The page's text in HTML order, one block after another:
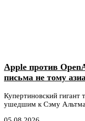
Apple против
письма не тому
Купертиновский гигант
ушедшим к Сэму